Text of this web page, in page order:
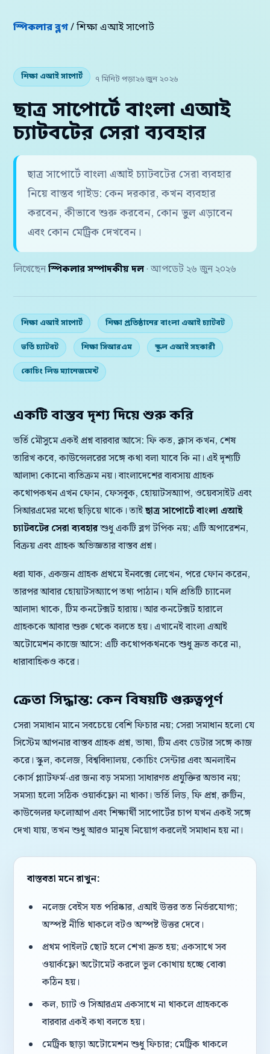
স্পিকলার ব্লগ/ শিক্ষা এআই সাপোর্ট
শিক্ষা এআই সাপোর্ট ৭ মিনিট পড়া২৬ জুন ২০২৬
ছাত্র সাপোর্টে বাংলা এআই
চ্যাটবটের সেরা ব্যবহার
ছাত্র সাপোর্টে বাংলা এআই চ্যাটবটের সেরা ব্যবহার
নিয়ে বাস্তব গাইড: কেন দরকার, কখন ব্যবহার
করবেন, কীভাবে শুরু করবেন, কোন ভুল এড়াবেন
এবং কোন মেট্রিক দেখবেন।
লিখেছেন স্পিকলার সম্পাদকীয় দল · আপডেট ২৬ জুন ২০২৬
শিক্ষা এআই সাপোর্ট শিক্ষা প্রতিষ্ঠানের বাংলা এআই চ্যাটবট
ভর্তি চ্যাটবট শিক্ষা সিআরএম স্কুল এআই সহকারী
কোচিং লিড ম্যানেজমেন্ট
একটি বাস্তব দৃশ্য দিয়ে শুরু করি
ভর্তি মৌসুমে একই প্রশ্ন বারবার আসে: ফি কত, ক্লাস কখন, শেষ
তারিখ কবে, কাউন্সেলরের সঙ্গে কথা বলা যাবে কি না। এই দৃশ্যটি
আলাদা কোনো ব্যতিক্রম নয়। বাংলাদেশের ব্যবসায় গ্রাহক
কথোপকথন এখন ফোন, ফেসবুক, হোয়াটসঅ্যাপ, ওয়েবসাইট এবং
সিআরএমের মধ্যে ছড়িয়ে থাকে। তাইছাত্র সাপোর্টে বাংলা এআই
চ্যাটবটের সেরা ব্যবহারশুধু একটি ব্লগ টপিক নয়; এটি অপারেশন,
বিক্রয় এবং গ্রাহক অভিজ্ঞতার বাস্তব প্রশ্ন।
ধরা যাক, একজন গ্রাহক প্রথমে ইনবক্সে লেখেন, পরে ফোন করেন,
তারপর আবার হোয়াটসঅ্যাপে তথ্য পাঠান। যদি প্রতিটি চ্যানেল
আলাদা থাকে, টিম কনটেক্সট হারায়। আর কনটেক্সট হারালে
গ্রাহককে আবার শুরু থেকে বলতে হয়। এখানেই বাংলা এআই
অটোমেশন কাজে আসে: এটি কথোপকথনকে শুধু দ্রুত করে না,
ধারাবাহিকও করে।
ক্রেতা সিদ্ধান্ত: কেন বিষয়টি গুরুত্বপূর্ণ
সেরা সমাধান মানে সবচেয়ে বেশি ফিচার নয়; সেরা সমাধান হলো যে
সিস্টেম আপনার বাস্তব গ্রাহক প্রশ্ন, ভাষা, টিম এবং ডেটার সঙ্গে কাজ
করে। স্কুল, কলেজ, বিশ্ববিদ্যালয়, কোচিং সেন্টার এবং অনলাইন
কোর্স প্ল্যাটফর্ম-এর জন্য বড় সমস্যা সাধারণত প্রযুক্তির অভাব নয়;
সমস্যা হলো সঠিক ওয়ার্কফ্লো না থাকা। ভর্তি লিড, ফি প্রশ্ন, রুটিন,
কাউন্সেলর ফলোআপ এবং শিক্ষার্থী সাপোর্টের চাপ যখন একই সঙ্গে
দেখা যায়, তখন শুধু আরও মানুষ নিয়োগ করলেই সমাধান হয় না।
বাস্তবতা মনে রাখুন:
নলেজ বেইস যত পরিষ্কার, এআই উত্তর তত নির্ভরযোগ্য;
অস্পষ্ট নীতি থাকলে বটও অস্পষ্ট উত্তর দেবে।
প্রথম পাইলট ছোট হলে শেখা দ্রুত হয়; একসাথে সব
ওয়ার্কফ্লো অটোমেট করলে ভুল কোথায় হচ্ছে বোঝা
কঠিন হয়।
কল, চ্যাট ও সিআরএম একসাথে না থাকলে গ্রাহককে
বারবার একই কথা বলতে হয়।
মেট্রিক ছাড়া অটোমেশন শুধু ফিচার; মেট্রিক থাকলে